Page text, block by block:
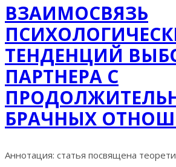
ВЗАИМОСВЯЗЬ
ТЕНДЕНЦИЙ
ПАРТНЕРА С
БРАЧНЫХ
Аннотация: статья посвящена